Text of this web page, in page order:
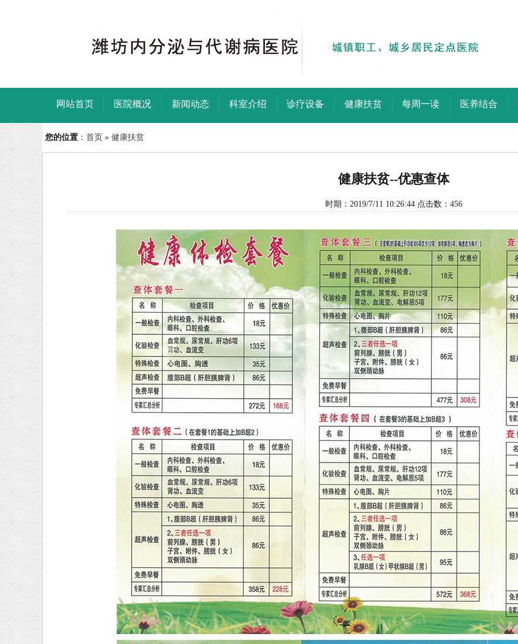
网站首页 医院概况 新闻动态 科室介绍 诊疗设备 健康扶贫 每周一读 医养结合
您的位置 ： 首页 » 健康扶贫
健康扶贫--优惠查体
时期：2019/7/11 10:26:44 点击数： 456